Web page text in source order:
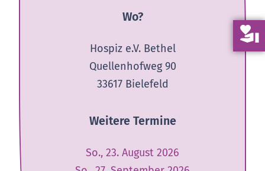
Wo?
Hospiz e.V. Bethel
Quellenhofweg 90
33617 Bielefeld
Weitere Termine
So., 23. August 2026
volunteer_activism